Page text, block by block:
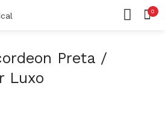
0
Preta /
Luxo